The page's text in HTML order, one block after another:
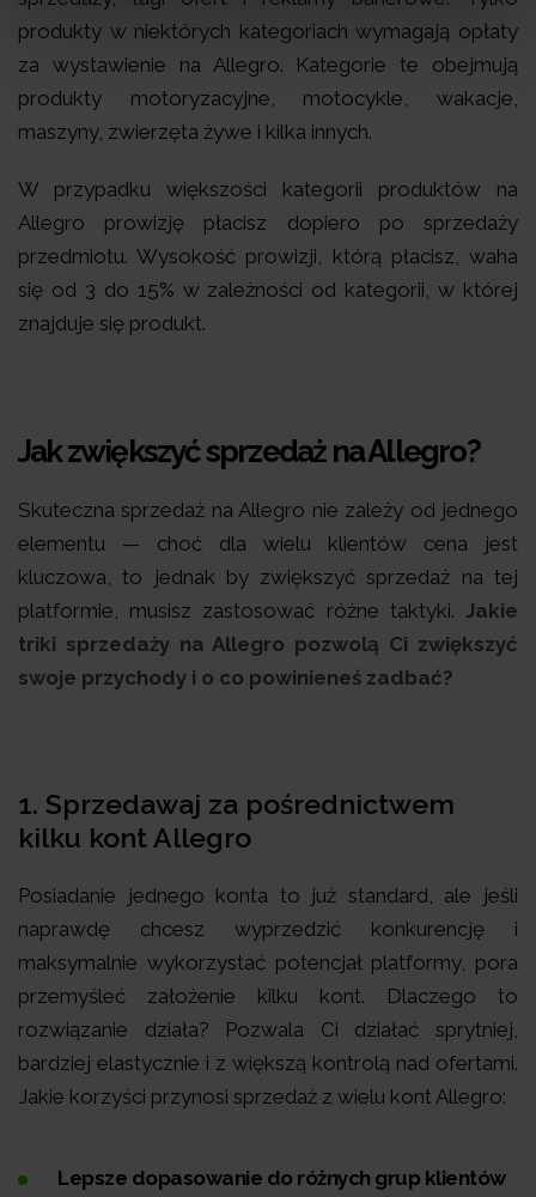
produkty w niektórych kategoriach wymagają opłaty
za wystawienie na Allegro. Kategorie te obejmują
produkty motoryzacyjne, motocykle, wakacje,
maszyny, zwierzęta żywe i kilka innych.
W przypadku większości kategorii produktów na
Allegro prowizję płacisz dopiero po sprzedaży
przedmiotu. Wysokość prowizji, którą płacisz, waha
się od 3 do 15% w zależności od kategorii, w której
znajduje się produkt.
Jak zwiększyć sprzedaż na Allegro?
Skuteczna sprzedaż na Allegro nie zależy od jednego
elementu — choć dla wielu klientów cena jest
kluczowa, to jednak by zwiększyć sprzedaż na tej
platformie, musisz zastosować różne taktyki. Jakie
triki sprzedaży na Allegro pozwolą Ci zwiększyć
swoje przychody i o co powinieneś zadbać?
1. Sprzedawaj za pośrednictwem
kilku kont Allegro
Posiadanie jednego konta to już standard, ale jeśli
naprawdę chcesz wyprzedzić konkurencję i
maksymalnie wykorzystać potencjał platformy, pora
przemyśleć założenie kilku kont. Dlaczego to
rozwiązanie działa? Pozwala Ci działać sprytniej,
bardziej elastycznie i z większą kontrolą nad ofertami.
Jakie korzyści przynosi sprzedaż z wielu kont Allegro:
Lepsze dopasowanie do różnych grup klientów